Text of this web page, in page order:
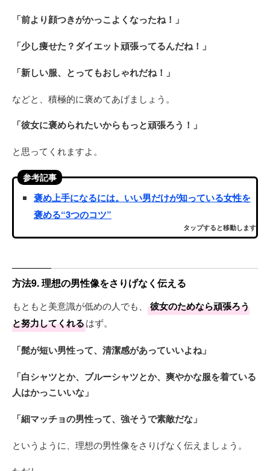
「前より顔つきがかっこよくなったね！」
「少し痩せた？ダイエット頑張ってるんだね！」
「新しい服、とってもおしゃれだね！」
などと、積極的に褒めてあげましょう。
「彼女に褒められたいからもっと頑張ろう！」
と思ってくれますよ。
参考記事
褒め上手になるには。いい男だけが知っている女性を
褒める“3つのコツ”
タップすると移動します
方法9. 理想の男性像をさりげなく伝える
もともと美意識が低めの人でも、
彼女のためなら頑張ろう
と努力してくれるはず。
「髭が短い男性って、清潔感があっていいよね」
「白シャツとか、ブルーシャツとか、爽やかな服を着ている
人はかっこいいな」
「細マッチョの男性って、強そうで素敵だな」
というように、理想の男性像をさりげなく伝えましょう。